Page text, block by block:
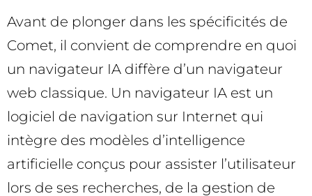
Avant de plonger dans les spécificités de
Comet, il convient de comprendre en quoi
un navigateur IA diffère d’un navigateur
web classique. Un navigateur IA est un
logiciel de navigation sur Internet qui
intègre des modèles d’intelligence
artificielle conçus pour assister l’utilisateur
lors de ses recherches, de la gestion de